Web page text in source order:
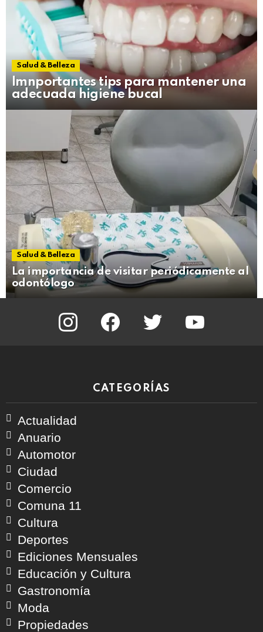
Salud & Belleza
Imnportantes tips para mantener una
adecuada higiene bucal
Salud & Belleza
La importancia de visitar periódicamente al
odontólogo
instagram facebook twitter
CATEGORÍAS
Actualidad
Anuario
Automotor
Ciudad
Comercio
Comuna 11
Cultura
Deportes
Ediciones Mensuales
Educación y Cultura
Gastronomía
Moda
Propiedades